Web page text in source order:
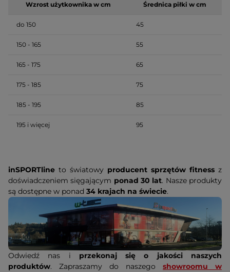
Wzrost użytkownika w cm Średnica piłki w cm
do 150 45
150 - 165 55
165 - 175 65
175 - 185 75
185 - 195 85
195 i więcej 95
inSPORTline to światowy producent sprzętów fitness z
doświadczeniem sięgającym ponad 30 lat. Nasze produkty
są dostępne w ponad 34 krajach na świecie.
Odwiedź nas i przekonaj się o jakości naszych
produktów. Zapraszamy do naszego showroomu w